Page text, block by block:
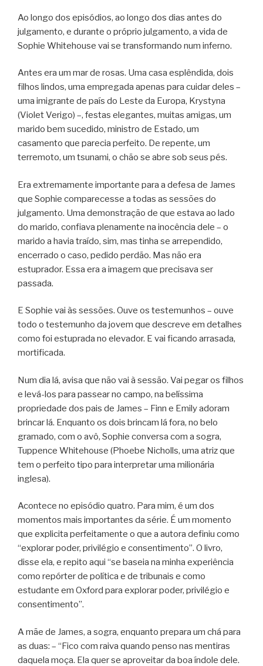
Ao longo dos episódios, ao longo dos dias antes do
julgamento, e durante o próprio julgamento, a vida de
Sophie Whitehouse vai se transformando num inferno.
Antes era um mar de rosas. Uma casa esplêndida, dois
filhos lindos, uma empregada apenas para cuidar deles –
uma imigrante de país do Leste da Europa, Krystyna
(Violet Verigo) –, festas elegantes, muitas amigas, um
marido bem sucedido, ministro de Estado, um
casamento que parecia perfeito. De repente, um
terremoto, um tsunami, o chão se abre sob seus pés.
Era extremamente importante para a defesa de James
que Sophie comparecesse a todas as sessões do
julgamento. Uma demonstração de que estava ao lado
do marido, confiava plenamente na inocência dele – o
marido a havia traído, sim, mas tinha se arrependido,
encerrado o caso, pedido perdão. Mas não era
estuprador. Essa era a imagem que precisava ser
passada.
E Sophie vai às sessões. Ouve os testemunhos – ouve
todo o testemunho da jovem que descreve em detalhes
como foi estuprada no elevador. E vai ficando arrasada,
mortificada.
Num dia lá, avisa que não vai à sessão. Vai pegar os filhos
e levá-los para passear no campo, na belíssima
propriedade dos pais de James – Finn e Emily adoram
brincar lá. Enquanto os dois brincam lá fora, no belo
gramado, com o avô, Sophie conversa com a sogra,
Tuppence Whitehouse (Phoebe Nicholls, uma atriz que
tem o perfeito tipo para interpretar uma milionária
inglesa).
Acontece no episódio quatro. Para mim, é um dos
momentos mais importantes da série. É um momento
que explicita perfeitamente o que a autora definiu como
“explorar poder, privilégio e consentimento”. O livro,
disse ela, e repito aqui “se baseia na minha experiência
como repórter de política e de tribunais e como
estudante em Oxford para explorar poder, privilégio e
consentimento”.
A mãe de James, a sogra, enquanto prepara um chá para
as duas: – “Fico com raiva quando penso nas mentiras
daquela moça. Ela quer se aproveitar da boa índole dele.